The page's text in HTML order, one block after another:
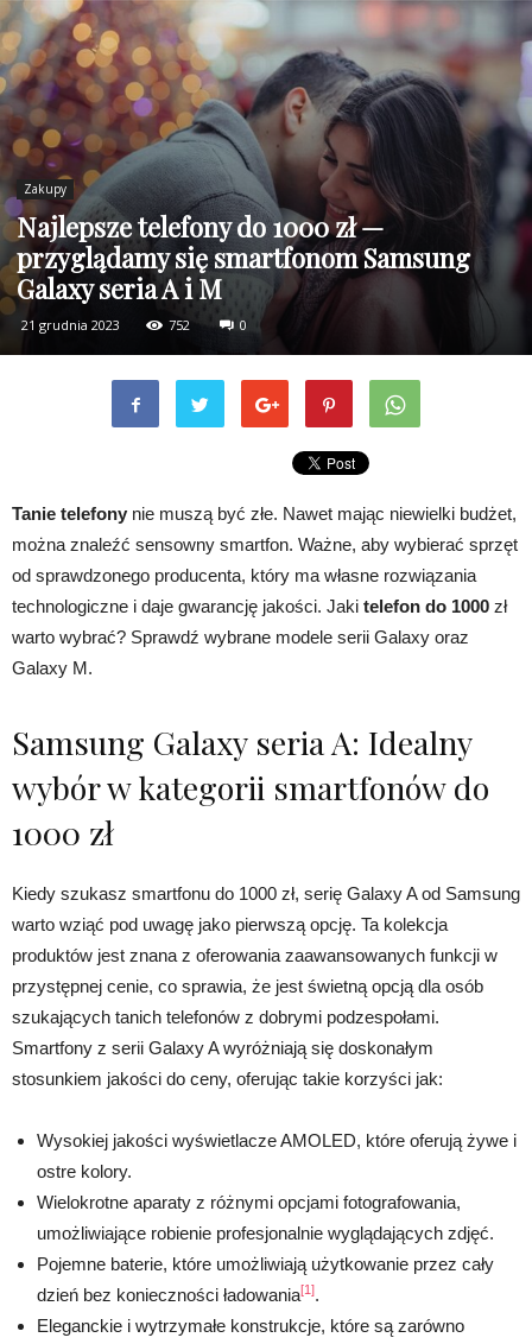
Zakupy
Najlepsze telefony do 1000 zł —
przyglądamy się smartfonom Samsung
Galaxy seria A i M
21 grudnia 2023 752 0
Tanie telefony nie muszą być złe. Nawet mając niewielki budżet,
można znaleźć sensowny smartfon. Ważne, aby wybierać sprzęt
od sprawdzonego producenta, który ma własne rozwiązania
technologiczne i daje gwarancję jakości. Jaki telefon do 1000 zł
warto wybrać? Sprawdź wybrane modele serii Galaxy oraz
Galaxy M.
Samsung Galaxy seria A: Idealny
wybór w kategorii smartfonów do
1000 zł
Kiedy szukasz smartfonu do 1000 zł, serię Galaxy A od Samsung
warto wziąć pod uwagę jako pierwszą opcję. Ta kolekcja
produktów jest znana z oferowania zaawansowanych funkcji w
przystępnej cenie, co sprawia, że jest świetną opcją dla osób
szukających tanich telefonów z dobrymi podzespołami.
Smartfony z serii Galaxy A wyróżniają się doskonałym
stosunkiem jakości do ceny, oferując takie korzyści jak:
Wysokiej jakości wyświetlacze AMOLED, które oferują żywe i
ostre kolory.
Wielokrotne aparaty z różnymi opcjami fotografowania,
umożliwiające robienie profesjonalnie wyglądających zdjęć.
Pojemne baterie, które umożliwiają użytkowanie przez cały
dzień bez konieczności ładowania[1].
Eleganckie i wytrzymałe konstrukcje, które są zarówno